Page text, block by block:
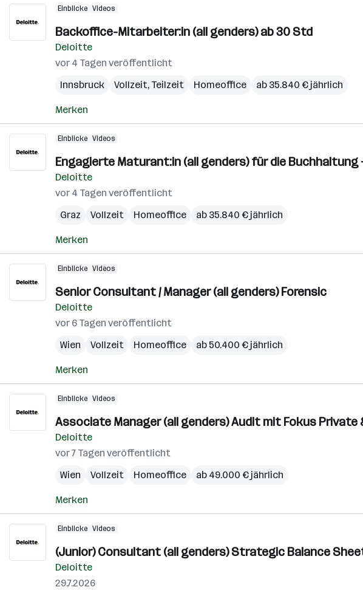
Einblicke Videos
Backoffice-Mitarbeiter:in (all genders) ab 30 Std
Deloitte
vor 4 Tagen veröffentlicht
Innsbruck
Vollzeit, Teilzeit Homeoffice ab 35.840 € jährlich
Merken
Einblicke Videos
Engagierte Maturant:in (all genders) für die
Deloitte
vor 4 Tagen veröffentlicht
Graz
Vollzeit Homeoffice ab 35.840 € jährlich
Merken
Einblicke Videos
Senior Consultant / Manager (all genders) Forensic
Deloitte
vor 6 Tagen veröffentlicht
Wien
Vollzeit Homeoffice ab 50.400 € jährlich
Merken
Einblicke Videos
Associate Manager (all genders) Audit mit Fokus Private
Deloitte
vor 7 Tagen veröffentlicht
Wien
Vollzeit Homeoffice ab 49.000 € jährlich
Merken
Einblicke Videos
(Junior) Consultant (all genders) Strategic Balance
Deloitte
29.7.2026